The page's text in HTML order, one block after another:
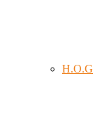
H.O.G